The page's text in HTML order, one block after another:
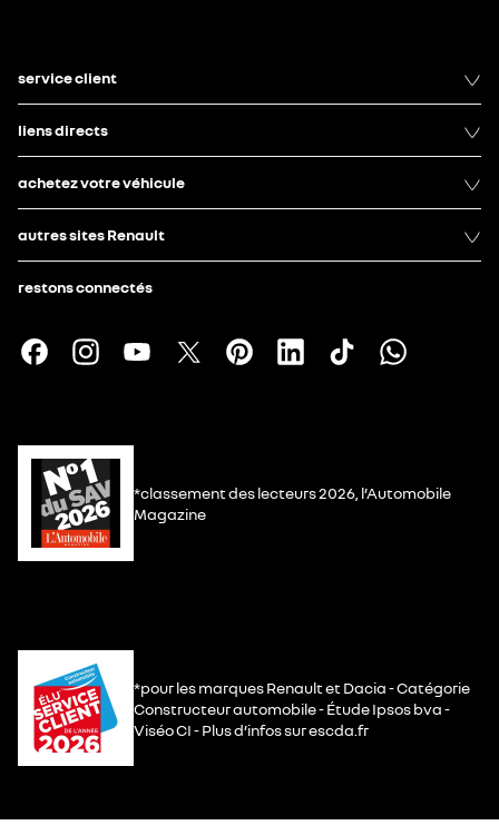
service client
liens directs
achetez votre véhicule
autres sites Renault
restons connectés
*classement des lecteurs 2026, l’Automobile
Magazine
*pour les marques Renault et Dacia - Catégorie
Constructeur automobile - Étude Ipsos bva -
Viséo CI - Plus d’infos sur escda.fr